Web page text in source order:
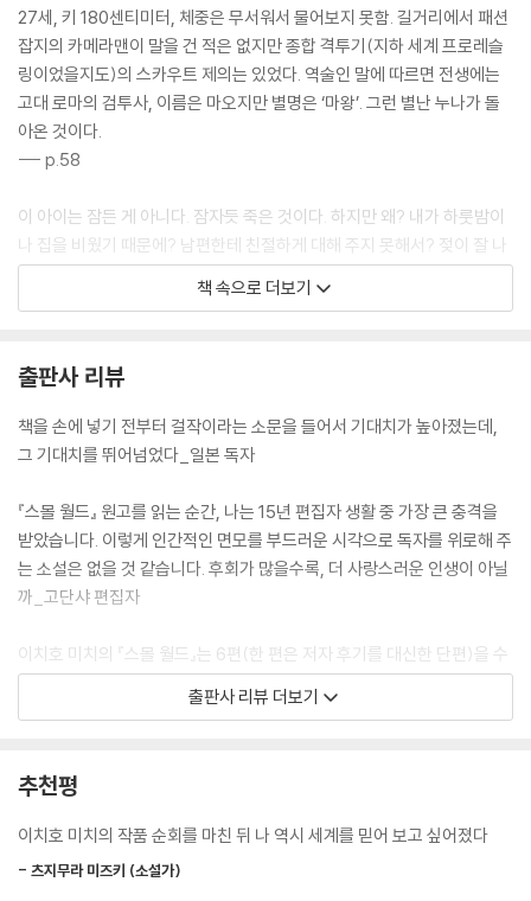
27세, 키 180센티미터, 체중은 무서워서 물어보지 못함. 길거리에서 패션
잡지의 카메라맨이 말을 건 적은 없지만 종합 격투기(지하 세계 프로레슬
링이었을지도)의 스카우트 제의는 있었다. 역술인 말에 따르면 전생에는
고대 로마의 검투사, 이름은 마오지만 별명은 ‘마왕’. 그런 별난 누나가 돌
아온 것이다.
--- p.58
이 아이는 잠든 게 아니다. 잠자듯 죽은 것이다. 하지만 왜? 내가 하룻밤이
나 집을 비웠기 때문에? 남편한테 친절하게 대해 주지 못해서? 젖이 잘 나
오지 않아서?
깨까지 기른 남학생, 새빨간 피어싱을 한 남학생, 또는 목덜미가 푸르스름
하게 보이도록 머리를 깎아 올린 여학생 등.
--- p.218
자신의 인생을 이야깃거리로 제공하고 싶지 않았다. 늘 그런 식으로 방어
하고 귀를 막아 왔다. 귀를 막는 것은 입을 닫는 것이기도 했다. 내게 묻는
것이 싫어서 상대에게도 묻지 않는다. 반응이 두려웠다. 긍정이든 부정이
든 자신이 던진 말에 무언가가 되돌아오는, 그것을 기다리는 짧은 순간을
--- p.270
책 속으로 더보기
출판사 리뷰
책을 손에 넣기 전부터 걸작이라는 소문을 들어서 기대치가 높아졌는데,
그 기대치를 뛰어넘었다_일본 독자
『스몰 월드』 원고를 읽는 순간, 나는 15년 편집자 생활 중 가장 큰 충격을
받았습니다. 이렇게 인간적인 면모를 부드러운 시각으로 독자를 위로해 주
는 소설은 없을 것 같습니다. 후회가 많을수록, 더 사랑스러운 인생이 아닐
까_고단샤 편집자
이치호 미치의 『스몰 월드』는 6편(한 편은 저자 후기를 대신한 단편)을 수
록한 단편집이다. 불임에 고민하는 모델인 기혼 여성이 가정 환경이 좋지
않은 소년과 만나게 되는 「네온테트라」, 체격은 크지만 소심한 고등학생이
내와 살고 있었던 딸과 뜻밖의 형태로 재회하는 「사랑의 적량」 등등. 모두
가족과 그 안에 숨은 고뇌와 비밀에 얽힌 이야기다. 각 단편 등장인물들 사
은 알 수 없는 작은 세계에 살고 있으며, 그 작은 세계들이 모여 세상을 이
출판사 리뷰 더보기
추천평
이치호 미치의 작품 순회를 마친 뒤 나 역시 세계를 믿어 보고 싶어졌다
- 츠지무라 미즈키 (소설가)